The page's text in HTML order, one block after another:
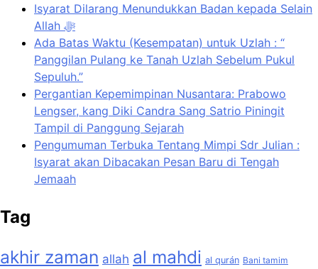
Isyarat Dilarang Menundukkan Badan kepada Selain
Allah ﷻ
Ada Batas Waktu (Kesempatan) untuk Uzlah : “
Panggilan Pulang ke Tanah Uzlah Sebelum Pukul
Sepuluh.”
Pergantian Kepemimpinan Nusantara: Prabowo
Lengser, kang Diki Candra Sang Satrio Piningit
Tampil di Panggung Sejarah
Pengumuman Terbuka Tentang Mimpi Sdr Julian :
Isyarat akan Dibacakan Pesan Baru di Tengah
Jemaah
Tag
akhir zaman allah al mahdi al qurán Bani tamim